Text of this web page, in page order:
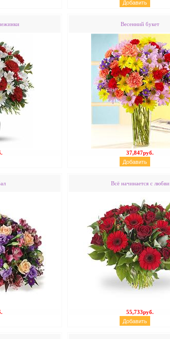
Весенний букет
37,847руб.
Всё начинается с любви
55,733руб.